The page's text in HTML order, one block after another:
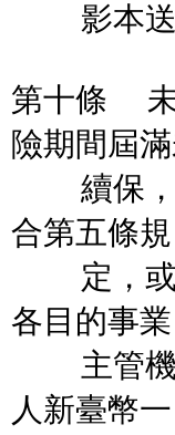
影本送
第十條 未
險期間屆
續保，
合第五條規
定，或
各目的事業
主管機
人新臺幣一